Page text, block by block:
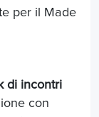
per il Made
di incontri
con